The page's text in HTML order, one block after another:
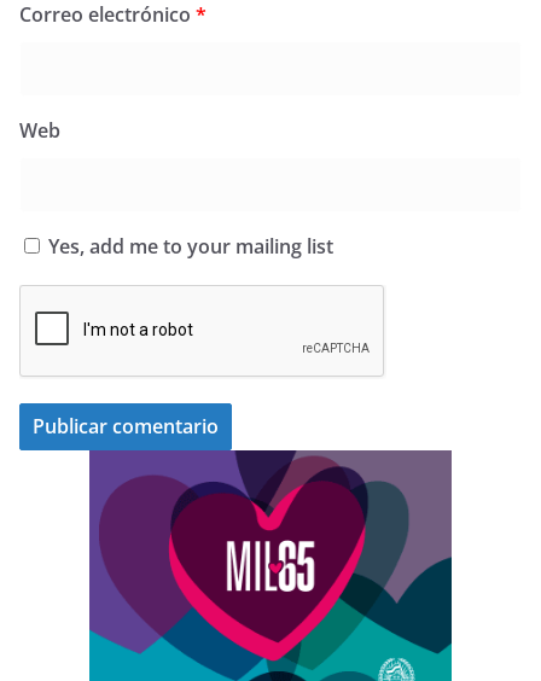
Correo electrónico *
Web
Yes, add me to your mailing list